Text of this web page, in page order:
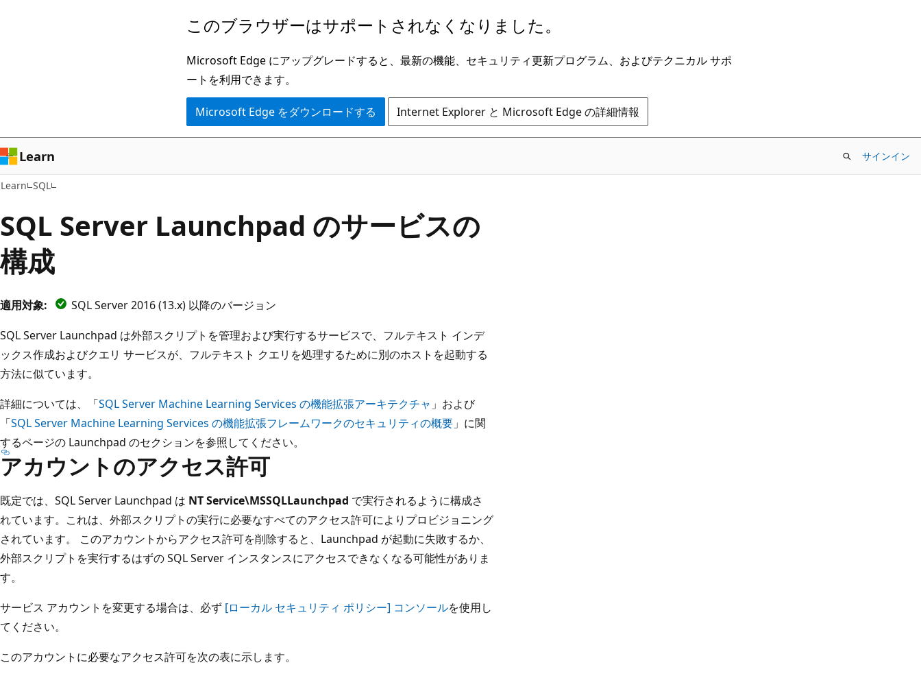
ン
ツ
に
ス
ッ
プ
このブラウザーはサポートされなくなりました。
Microsoft Edge にアップグレードすると、最新の機能、セキュリティ更新プログラム、およびテクニカル サポ
ートを利用できます。
Microsoft Edge をダウンロードする Internet Explorer と Microsoft Edge の詳細情報
Learn サインイン
Learn SQL
SQL Server Launchpad のサービスの
構成
適用対象:
SQL Server 2016 (13.x) 以降のバージョン
SQL Server Launchpad は外部スクリプトを管理および実行するサービスで、フルテキスト インデ
ックス作成およびクエリ サービスが、フルテキスト クエリを処理するために別のホストを起動する
方法に似ています。
詳細については、「SQL Server Machine Learning Services の機能拡張アーキテクチャ 」および
「SQL Server Machine Learning Services の機能拡張フレームワークのセキュリティの概要 」に関
するページの Launchpad のセクションを参照してください。
アカウントのアクセス許可
既定では、SQL Server Launchpad は NT Service\MSSQLLaunchpad で実行されるように構成さ
れています。これは、外部スクリプトの実行に必要なすべてのアクセス許可によりプロビジョニング
されています。 このアカウントからアクセス許可を削除すると、Launchpad が起動に失敗するか、
外部スクリプトを実行するはずの SQL Server インスタンスにアクセスできなくなる可能性がありま
す。
サービス アカウントを変更する場合は、必ず [ローカル セキュリティ ポリシー] コンソールを使用し
てください。
このアカウントに必要なアクセス許可を次の表に示します。